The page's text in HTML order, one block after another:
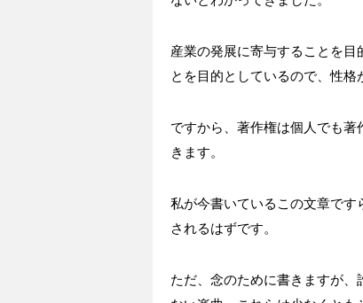
産業の発展に寄与することを目
とを目的としているので、性格
ですから、著作権は個人でも
きます。
私が今書いているこの文章で
されるはずです。
ただ、念のために書きますが